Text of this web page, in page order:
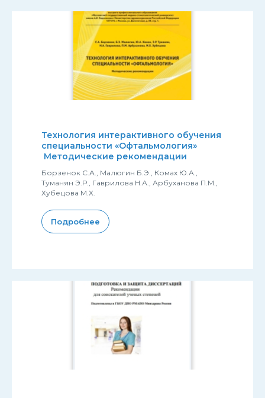
Технология интерактивного обучения
специальности «Офтальмология»
Методические рекомендации
Борзенок С.А., Малюгин Б.Э., Комах Ю.А.,
Туманян Э.Р., Гаврилова Н.А., Арбуханова П.М.,
Хубецова М.Х.
Подробнее